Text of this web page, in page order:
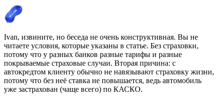
Ivan, извините, но беседа не очень конструктивная. Вы не
читаете условия, которые указаны в статье. Без страховки,
потому что у разных банков разные тарифы и разные
покрываемые страховые случаи. Вторая причина: с
автокредтом клиенту обычно не навязывают страховку жизни,
потому что без неё ставка не повышается, ведь автомобиль
уже застрахован (чаще всего) по КАСКО.